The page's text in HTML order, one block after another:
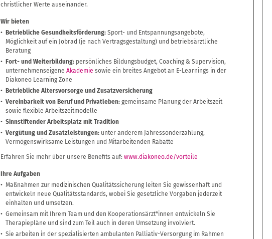
christlicher Werte auseinander.
Wir bieten
Betriebliche Gesundheitsförderung: Sport- und Entspannungsangebote,
Möglichkeit auf ein Jobrad (je nach Vertragsgestaltung) und betriebsärztliche
Beratung
Fort- und Weiterbildung: persönliches Bildungsbudget, Coaching & Supervision,
unternehmenseigene Akademie sowie ein breites Angebot an E-Learnings in der
Diakoneo Learning Zone
Betriebliche Altersvorsorge und Zusatzversicherung
Vereinbarkeit von Beruf und Privatleben: gemeinsame Planung der Arbeitszeit
sowie flexible Arbeitszeitmodelle
Sinnstiftender Arbeitsplatz mit Tradition
Vergütung und Zusatzleistungen: unter anderem Jahressonderzahlung,
Vermögenswirksame Leistungen und Mitarbeitenden Rabatte
Erfahren Sie mehr über unsere Benefits auf: www.diakoneo.de/vorteile
Ihre Aufgaben
Maßnahmen zur medizinischen Qualitätssicherung leiten Sie gewissenhaft und
entwickeln neue Qualitätsstandards, wobei Sie gesetzliche Vorgaben jederzeit
einhalten und umsetzen.
Gemeinsam mit Ihrem Team und den Kooperationsärzt*innen entwickeln Sie
Therapiepläne und sind zum Teil auch in deren Umsetzung involviert.
Sie arbeiten in der spezialisierten ambulanten Palliativ-Versorgung im Rahmen